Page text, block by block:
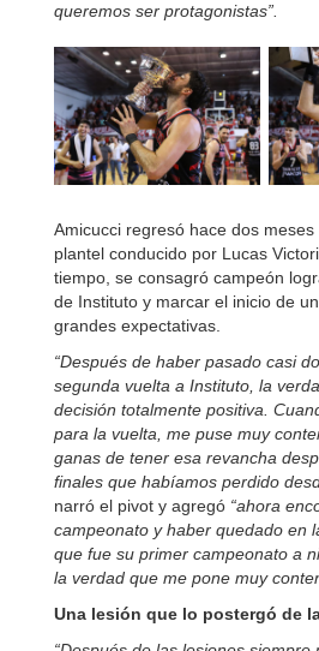
queremos ser protagonistas”.
Amicucci regresó hace dos
plantel conducido por Lucas
tiempo, se consagró campeón
de Instituto y marcar el inicio de
grandes expectativas.
“Después de haber pasado casi
segunda vuelta a Instituto, la
decisión totalmente positiva.
para la vuelta, me puse muy
ganas de tener esa revancha
finales que habíamos perdido
narró el pivot y agregó “ahora
campeonato y haber quedado en
que fue su primer campeonato a
la verdad que me pone muy
Una lesión que lo postergó de